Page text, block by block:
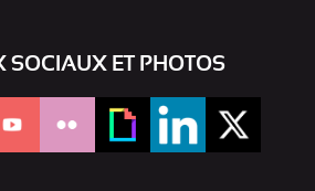
SOCIAUX ET PHOTOS